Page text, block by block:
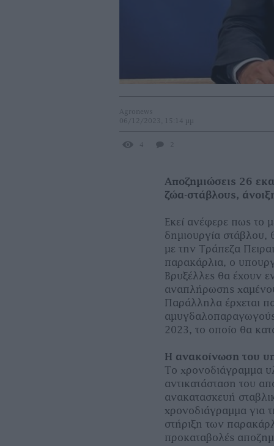
Agronews
06/12/2023, 15:14 μμ
4
Αποζημιώσεις 26
ζώα-στάβλους,
Εκεί ανέφερε πως το
δημιουργία στάβλου,
με την Τράπεζα
παρακάρλια, ο
Βρυξέλλες θα έχουν
αναπλήρωσης
Παράλληλα έρχεται
αμυγδαλοπαραγωγούς
2023, το οποίο θα
Η ανακοίνωση του
Το χρονοδιάγραμμα
αντικατάσταση του
ανακατασκευή
χρονοδιάγραμμα για
στήριξη των
προκαταβολές